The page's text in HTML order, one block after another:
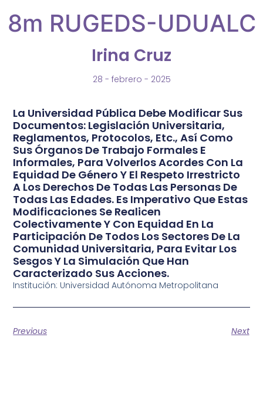
8m RUGEDS-UDUALC
Irina Cruz
28 - febrero - 2025
La Universidad Pública Debe Modificar Sus
Documentos: Legislación Universitaria,
Reglamentos, Protocolos, Etc., Así Como
Sus Órganos De Trabajo Formales E
Informales, Para Volverlos Acordes Con La
Equidad De Género Y El Respeto Irrestricto
A Los Derechos De Todas Las Personas De
Todas Las Edades. Es Imperativo Que Estas
Modificaciones Se Realicen
Colectivamente Y Con Equidad En La
Participación De Todos Los Sectores De La
Comunidad Universitaria, Para Evitar Los
Sesgos Y La Simulación Que Han
Caracterizado Sus Acciones.
Institución: Universidad Autónoma Metropolitana
Previous Next